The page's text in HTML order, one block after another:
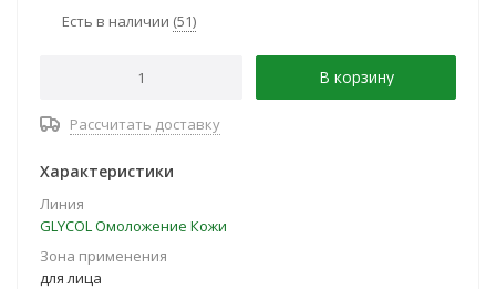
выраженность морщин (носогубных складок,
более четкими и подтянутыми
Есть в наличии (51)
В корзину
Рассчитать доставку
Характеристики
Линия
GLYCOL Омоложение Кожи
Зона применения
для лица